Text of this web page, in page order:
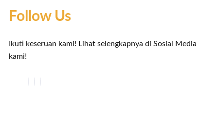
Follow Us
Ikuti keseruan kami! Lihat selengkapnya di Sosial Media
kami!